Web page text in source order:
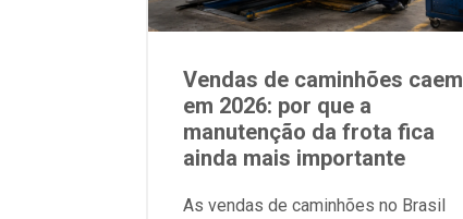
Vendas de caminhões caem
em 2026: por que a
manutenção da frota fica
ainda mais importante
As vendas de caminhões no Brasil